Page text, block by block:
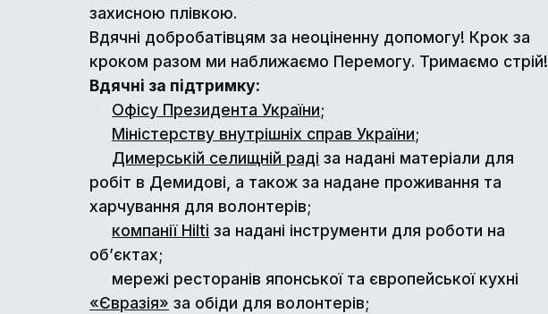
захисною плівкою.
Вдячні добробатівцям за неоціненну допомогу! Крок за
кроком разом ми наближаємо Перемогу. Тримаємо стрій!
Вдячні за підтримку:
Офісу Президента України;
Міністерству внутрішніх справ України;
Димерській селищній раді за надані матеріали для
робіт в Демидові, а також за надане проживання та
харчування для волонтерів;
компанії Hilti за надані інструменти для роботи на
об’єктах;
мережі ресторанів японської та європейської кухні
«Євразія» за обіди для волонтерів;